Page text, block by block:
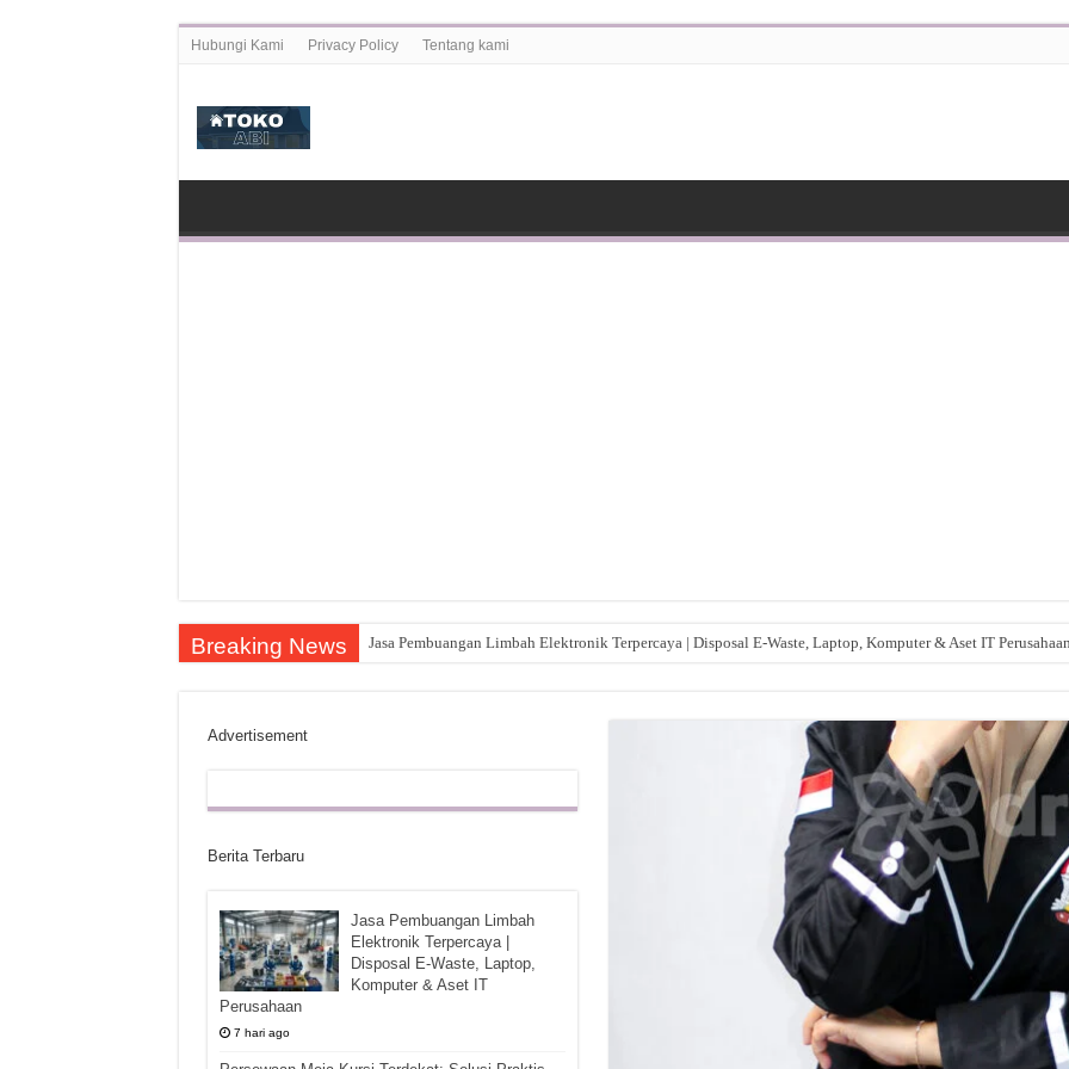
Hubungi Kami Privacy Policy Tentang kami
Breaking News Jasa Pembuangan Limbah Elektronik Terpercaya | Disposal E-Waste, Laptop, Komputer & Aset IT
Advertisement
Berita Terbaru
Jasa Pembuangan Limbah
Elektronik Terpercaya |
Disposal E-Waste, Laptop,
Komputer & Aset IT
Perusahaan
7 hari ago